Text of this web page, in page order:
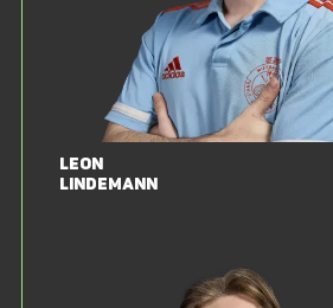
Leon
Lindemann